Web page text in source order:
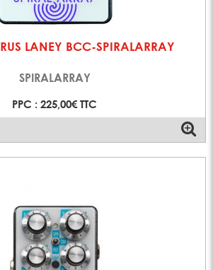
LANEY BCC-SPIRALARRAY
SPIRALARRAY
PPC : 225,00€ TTC